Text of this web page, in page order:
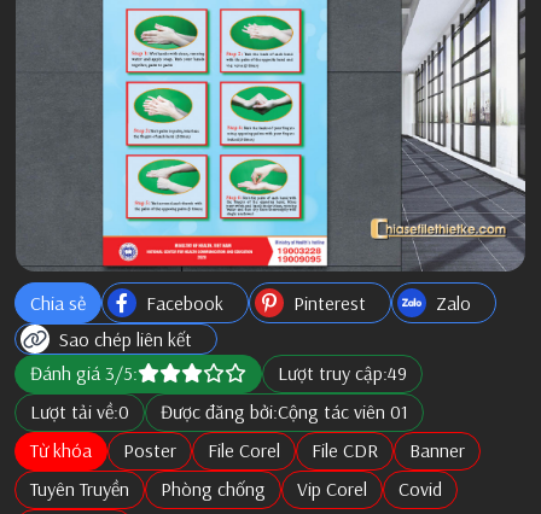
Chia sẻ Facebook Pinterest
Zalo
Sao chép liên kết
Đánh giá 3/5:
Lượt truy cập:49
Lượt tải về:0 Được đăng bởi:Cộng tác viên 01
Từ khóa
Poster File Corel File CDR
Banner
Tuyên Truyền
Phòng chống Vip Corel
Covid